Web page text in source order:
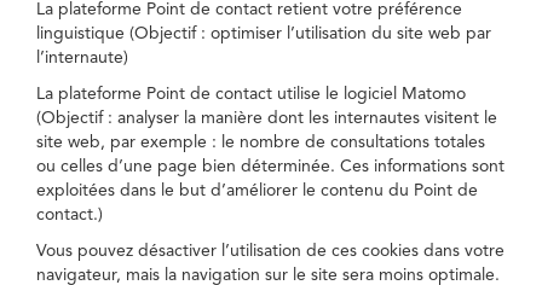
La plateforme Point de contact retient votre préférence
linguistique (Objectif : optimiser l’utilisation du site web par
l’internaute)
La plateforme Point de contact utilise le logiciel Matomo
(Objectif : analyser la manière dont les internautes visitent le
site web, par exemple : le nombre de consultations totales
ou celles d’une page bien déterminée. Ces informations sont
exploitées dans le but d’améliorer le contenu du Point de
contact.)
Vous pouvez désactiver l’utilisation de ces cookies dans votre
navigateur, mais la navigation sur le site sera moins optimale.